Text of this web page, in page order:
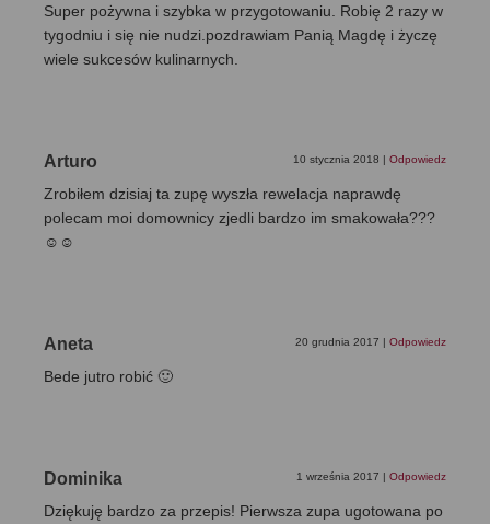
Super pożywna i szybka w przygotowaniu. Robię 2 razy w
tygodniu i się nie nudzi.pozdrawiam Panią Magdę i życzę
wiele sukcesów kulinarnych.
Arturo 10 stycznia 2018 | Odpowiedz
Zrobiłem dzisiaj ta zupę wyszła rewelacja naprawdę
polecam moi domownicy zjedli bardzo im smakowała???
☺️☺️
Aneta 20 grudnia 2017 | Odpowiedz
Bede jutro robić 🙂
Dominika 1 września 2017 | Odpowiedz
Dziękuję bardzo za przepis! Pierwsza zupa ugotowana po